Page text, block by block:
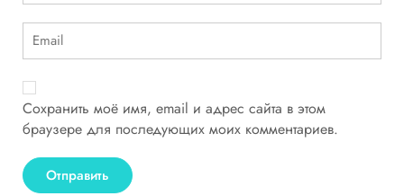
Сохранить моё имя, email и адрес сайта в этом
браузере для последующих моих комментариев.